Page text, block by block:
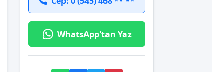
WhatsApp'tan Yaz